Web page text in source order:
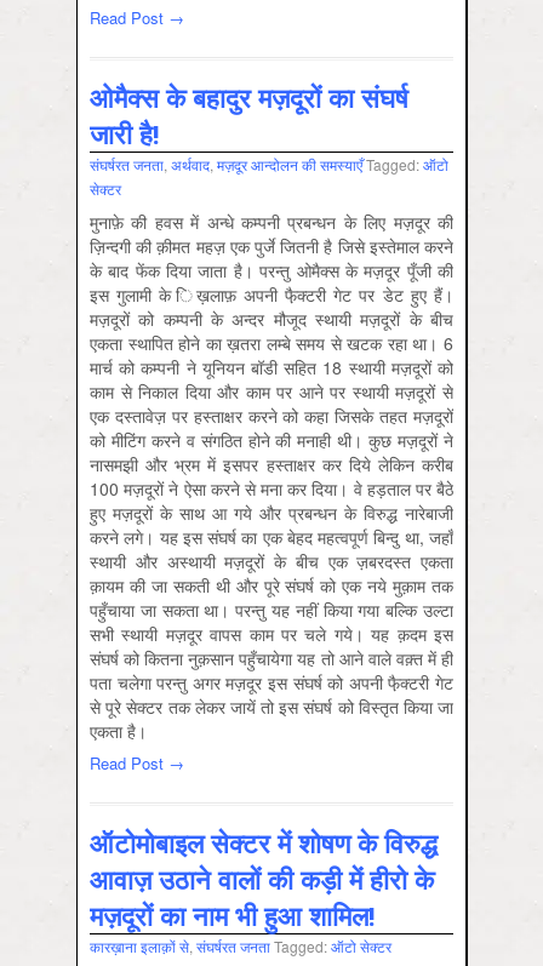
Read Post →
ओमैक्स के बहादुर मज़दूरों का संघर्ष
जारी है!
संघर्षरत जनता, अर्थवाद, मज़दूर आन्दोलन की समस्‍याएँTagged:ऑटो
सेक्‍टर
मुनाफ़े की हवस में अन्धे कम्पनी प्रबन्धन के लिए मज़दूर की
ज़िन्दगी की क़ीमत महज़ एक पुर्जे जितनी है जिसे इस्तेमाल करने
के बाद फेंक दिया जाता है। परन्तु ओमैक्स के मज़दूर पूँजी की
इस गुलामी के ि‍ख़‍लाफ़ अपनी फै़क्टरी गेट पर डेट हुए हैं।
मज़दूरों को कम्पनी के अन्दर मौजूद स्थायी मज़दूरों के बीच
एकता स्थापित होने का ख़तरा लम्बे समय से खटक रहा था। 6
मार्च को कम्पनी ने यूनियन बॉडी सहित 18 स्थायी मज़दूरों को
काम से निकाल दिया और काम पर आने पर स्थायी मज़दूरों से
एक दस्तावेज़ पर हस्ताक्षर करने को कहा जिसके तहत मज़दूरों
को मीटिंग करने व संगठित होने की मनाही थी। कुछ मज़दूरों ने
नासमझी और भ्रम में इसपर हस्ताक्षर कर दिये लेकिन करीब
100 मज़दूरों ने ऐसा करने से मना कर दिया। वे हड़ताल पर बैठे
हुए मज़दूरों के साथ आ गये और प्रबन्धन के विरुद्ध नारेबाजी
करने लगे। यह इस संघर्ष का एक बेहद महत्वपूर्ण बिन्दु था, जहाँ
स्थायी और अस्थायी मज़दूरों के बीच एक ज़बरदस्त एकता
क़ायम की जा सकती थी और पूरे संघर्ष को एक नये मुक़ाम तक
पहुँचाया जा सकता था। परन्तु यह नहीं किया गया बल्कि उल्टा
सभी स्थायी मज़दूर वापस काम पर चले गये। यह क़दम इस
संघर्ष को कितना नुक़सान पहुँचायेगा यह तो आने वाले वक़्त में ही
पता चलेगा परन्तु अगर मज़दूर इस संघर्ष को अपनी फै़क्टरी गेट
से पूरे सेक्टर तक लेकर जायें तो इस संघर्ष को विस्तृत किया जा
एकता है।
Read Post →
ऑटोमोबाइल सेक्टर में शोषण के विरुद्ध
आवाज़ उठाने वालों की कड़ी में हीरो के
मज़दूरों का नाम भी हुआ शामिल!
कारख़ाना इलाक़ों से, संघर्षरत जनताTagged:ऑटो सेक्‍टर